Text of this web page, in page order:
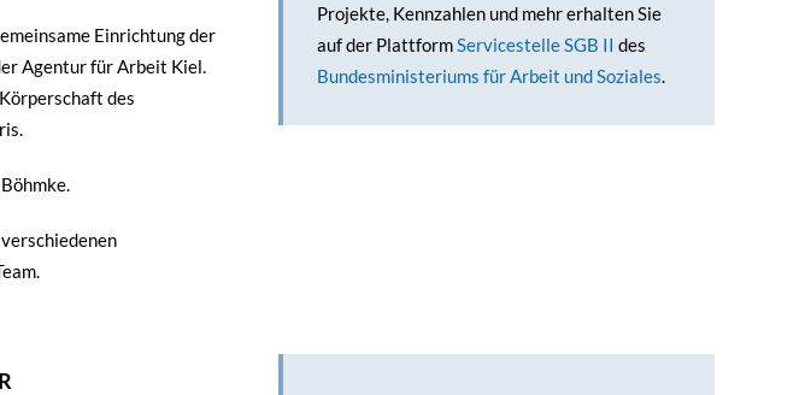
Einrichtung der
Agentur für Arbeit Kiel.
des
Projekte, Kennzahlen und mehr erhalten Sie
auf der Plattform Servicestelle SGB II des
Bundesministeriums für Arbeit und Soziales